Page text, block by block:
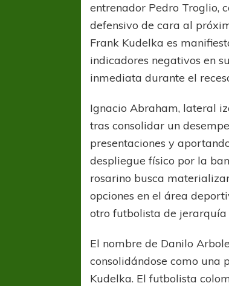
entrenador Pedro Troglio,
defensivo de cara al
Frank Kudelka es
indicadores negativos en
inmediata durante el
Ignacio Abraham, lateral
tras consolidar un
presentaciones y
despliegue físico por la
rosarino busca
opciones en el área
otro futbolista de
El nombre de Danilo
consolidándose como
Kudelka. El futbolista